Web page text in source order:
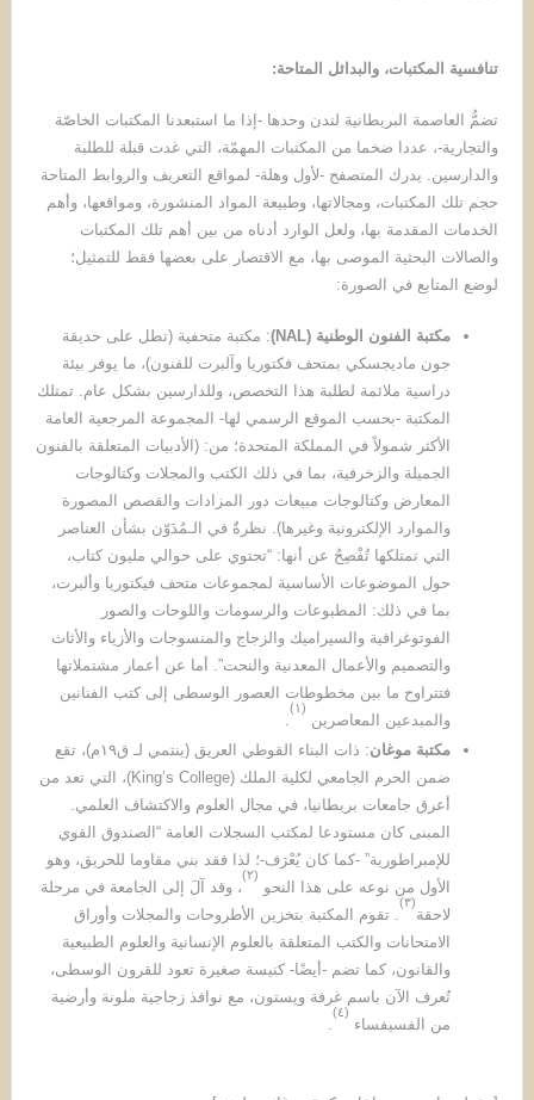
تنافسية المكتبات، والبدائل المتاحة:
تضمُّ العاصمة البريطانية لندن وحدها -إذا ما استبعدنا المكتبات الخاصّة
والتجارية-، عددا ضخما من المكتبات المهمّة، التي غدت قبلة للطلبة
والدارسين. يدرك المتصفح -لأول وهلة- لمواقع التعريف والروابط المتاحة
حجم تلك المكتبات، ومجالاتها، وطبيعة المواد المنشورة، ومواقعها، وأهم
الخدمات المقدمة بها، ولعل الوارد أدناه من بين أهم تلك المكتبات
والصالات البحثية الموصى بها، مع الاقتصار على بعضها فقط للتمثيل؛
لوضع المتابع في الصورة:
مكتبة الفنون الوطنية (NAL)
: مكتبة متحفية (تطل على حديقة
جون ماديجسكي بمتحف فكتوريا وآلبرت للفنون)، ما يوفر بيئة
دراسية ملائمة لطلبة هذا التخصص، وللدارسين بشكل عام. تمتلك
المكتبة -بحسب الموقع الرسمي لها- المجموعة المرجعية العامة
الأكثر شمولاً في المملكة المتحدة؛ من: (الأدبيات المتعلقة بالفنون
الجميلة والزخرفية، بما في ذلك الكتب والمجلات وكتالوجات
المعارض وكتالوجات مبيعات دور المزادات والقصص المصورة
والموارد الإلكترونية وغيرها). نظرةٌ في الـمُدَوّن بشأن العناصر
التي تمتلكها تُفْصِحُ عن أنها: “تحتوي على حوالي مليون كتاب،
حول الموضوعات الأساسية لمجموعات متحف فيكتوريا وألبرت،
بما في ذلك: المطبوعات والرسومات واللوحات والصور
الفوتوغرافية والسيراميك والزجاج والمنسوجات والأزياء والأثاث
والتصميم والأعمال المعدنية والنحت”. أما عن أعمار مشتملاتها
فتتراوح ما بين مخطوطات العصور الوسطى إلى كتب الفنانين
والمبدعين المعاصرين
(١)
مكتبة موغان
: ذات البناء القوطي العريق (ينتمي لـ ق١٩م)، تقع
ضمن الحرم الجامعي لكلية الملك (King’s College)، التي تعد من
أعرق جامعات بريطانيا، في مجال العلوم والاكتشاف العلمي.
المبنى كان مستودعا لمكتب السجلات العامة “الصندوق القوي
للإمبراطورية” -كما كان يُعْرَف-؛ لذا فقد بني مقاوما للحريق، وهو
الأول من نوعه على هذا النحو
(٢)
، وقد آلَ إلى الجامعة في مرحلة
لاحقة
(٣)
. تقوم المكتبة بتخزين الأطروحات والمجلات وأوراق
الامتحانات والكتب المتعلقة بالعلوم الإنسانية والعلوم الطبيعية
والقانون، كما تضم ​​-أيضًا- كنيسة صغيرة تعود للقرون الوسطى،
تُعرف الآن باسم غرفة ويستون، مع نوافذ زجاجية ملونة وأرضية
من الفسيفساء
(٤)